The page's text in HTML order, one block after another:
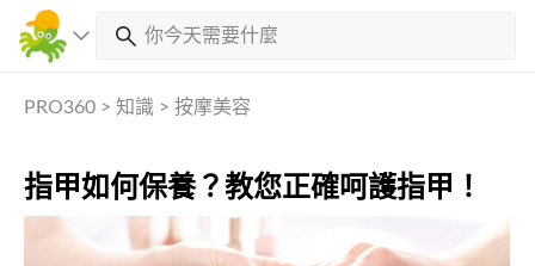
PRO360 > 知識 > 按摩美容
指甲如何保養？教您正確呵護指甲！